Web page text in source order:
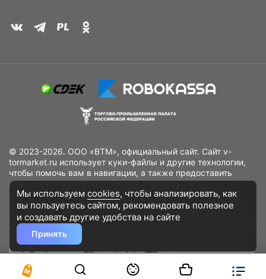
© 2023-2026. ООО «ВТМ», официальный сайт. Сайт v-
tormarket.ru использует куки-файлы и другие технологии,
чтобы помочь вам в навигации, а также предоставить
лучший пользовательский опыт, анализировать
использование наших продуктов и услуг, повысить
качество рекламных и маркетинговых активностей. Если
Вы не хотите, чтобы Ваши пользовательские данные
обрабатывались, пожалуйста, ограничьте их использование
в своём браузере.
конфиденциальности
Разработано DST Global
Мы используем cookies, чтобы анализировать, как
вы пользуетесь сайтом, рекомендовать полезное
и создавать другие удобства на сайте
Принять